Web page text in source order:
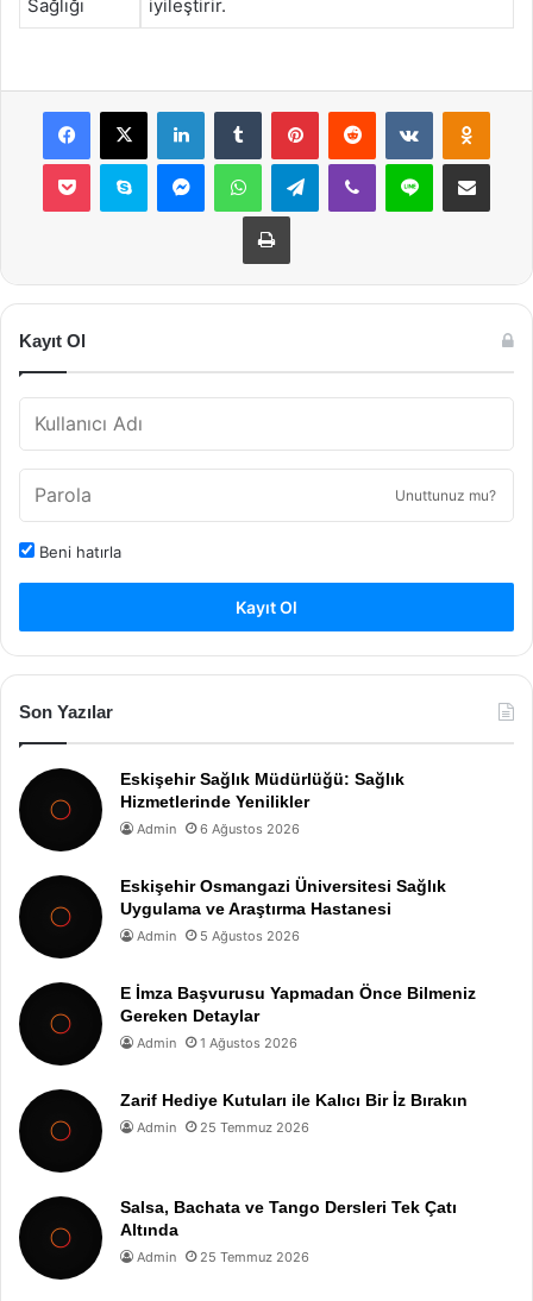
Sağlığı
iyileştirir.
Facebook
X LinkedInTumblr PinterestReddit VKontakte
Pocket Skype MessengerWhatsAppTelegramViber Line E-Posta ile
Yazdır
Kayıt Ol
Unuttunuz mu?
Beni hatırla
Kayıt Ol
Son Yazılar
Eskişehir Sağlık Müdürlüğü: Sağlık
Hizmetlerinde Yenilikler
Admin 6 Ağustos 2026
Eskişehir Osmangazi Üniversitesi Sağlık
Uygulama ve Araştırma Hastanesi
Admin 5 Ağustos 2026
E İmza Başvurusu Yapmadan Önce Bilmeniz
Gereken Detaylar
Admin 1 Ağustos 2026
Zarif Hediye Kutuları ile Kalıcı Bir İz Bırakın
Admin 25 Temmuz 2026
Salsa, Bachata ve Tango Dersleri Tek Çatı
Altında
Admin 25 Temmuz 2026